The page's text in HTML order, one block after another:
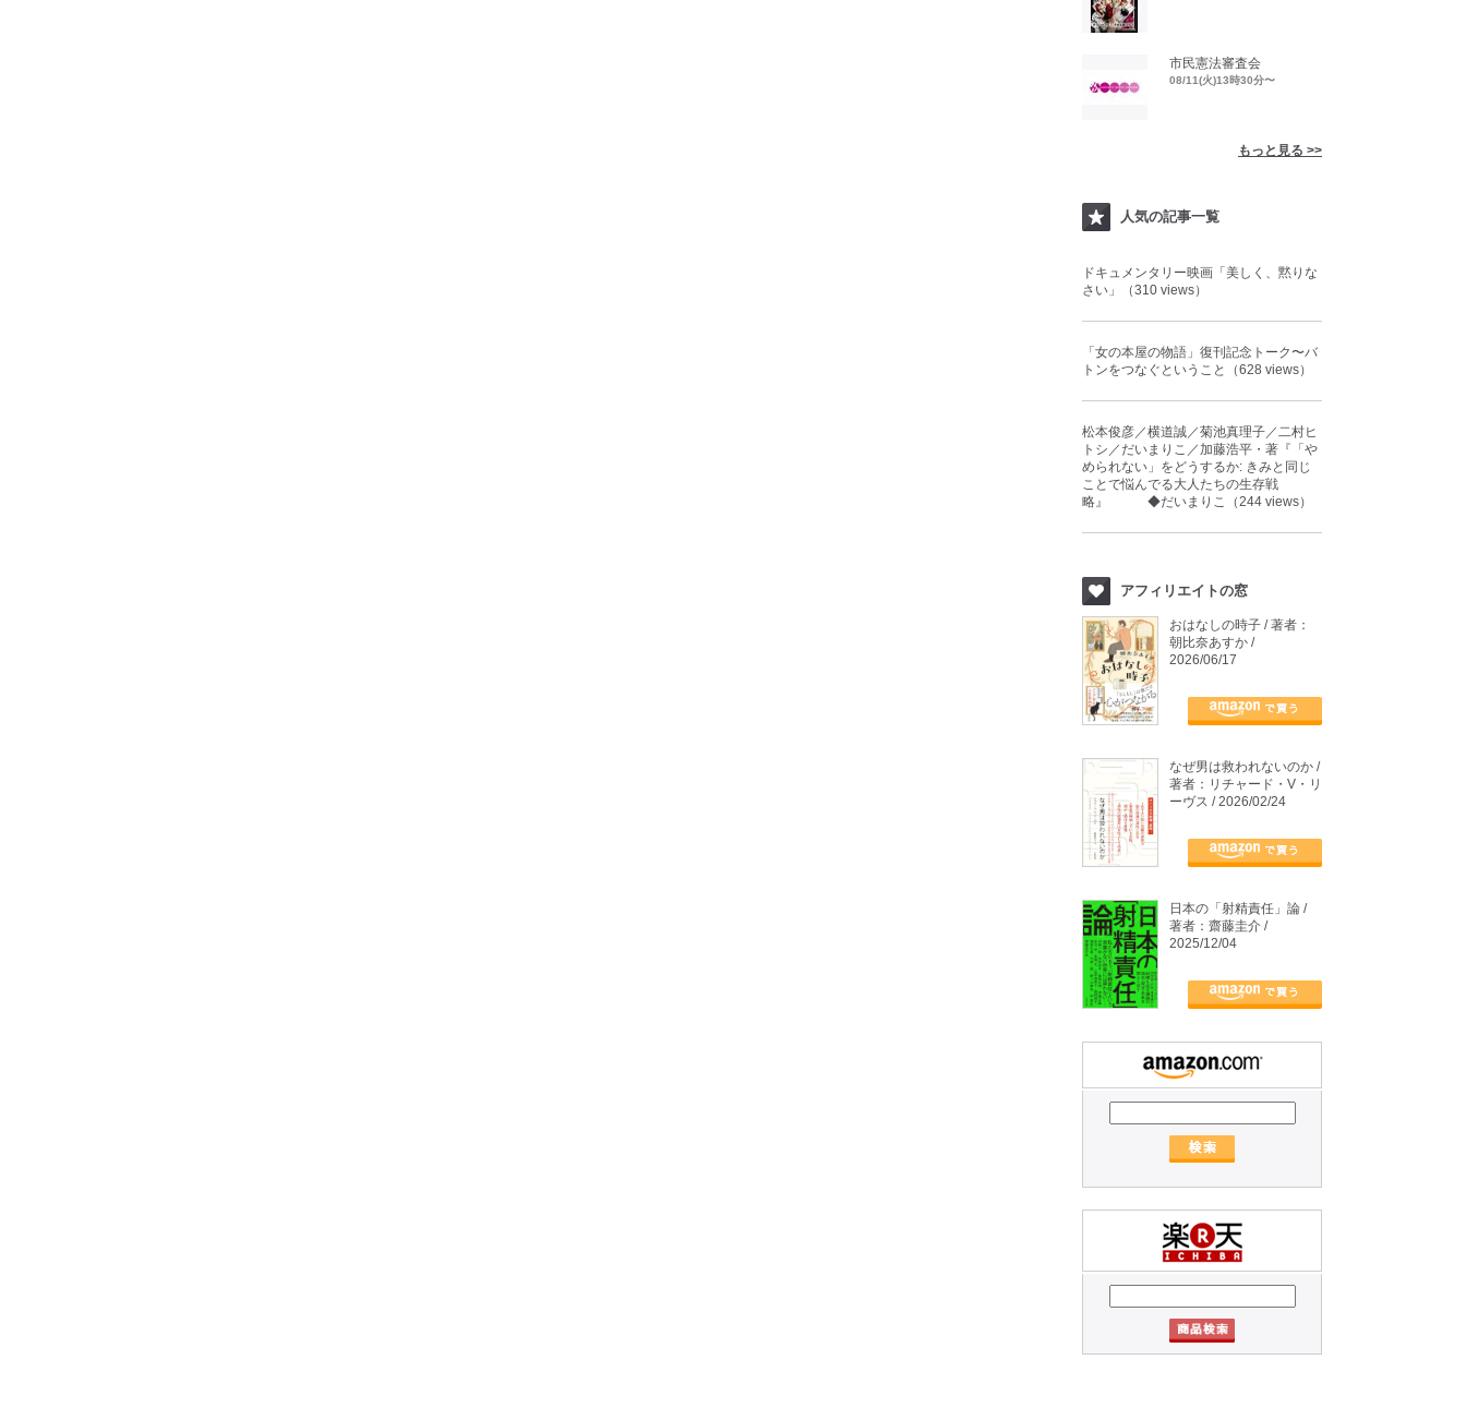
市民憲法審査会
08/11(火)13時30分〜
もっと見る >>
人気の記事一覧
ドキュメンタリー映画「美しく、黙りな
さい」（310 views）
「女の本屋の物語」復刊記念トーク〜バ
トンをつなぐということ（628 views）
松本俊彦／横道誠／菊池真理子／二村ヒ
トシ／だいまりこ／加藤浩平・著『「や
められない」をどうするか: きみと同じ
ことで悩んでる大人たちの生存戦
略』 ◆だいまりこ（244 views）
アフィリエイトの窓
おはなしの時子 / 著者：
朝比奈あすか /
2026/06/17
なぜ男は救われないのか /
著者：リチャード・V・リ
ーヴス / 2026/02/24
日本の「射精責任」論 /
著者：齋藤圭介 /
2025/12/04